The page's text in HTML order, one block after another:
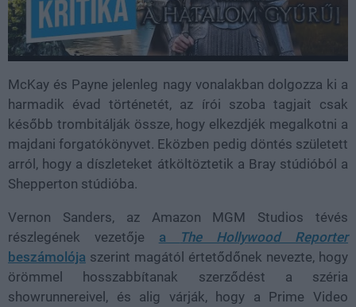
McKay és Payne jelenleg nagy vonalakban dolgozza ki a
harmadik évad történetét, az írói szoba tagjait csak
később trombitálják össze, hogy elkezdjék megalkotni a
majdani forgatókönyvet. Eközben pedig döntés született
arról, hogy a díszleteket átköltöztetik a Bray stúdióból a
Shepperton stúdióba.
Vernon Sanders, az Amazon MGM Studios tévés
részlegének vezetője a
The Hollywood Reporter
beszámolója szerint magától értetődőnek nevezte, hogy
örömmel hosszabbítanak szerződést a széria
showrunnereivel, és alig várják, hogy a Prime Video